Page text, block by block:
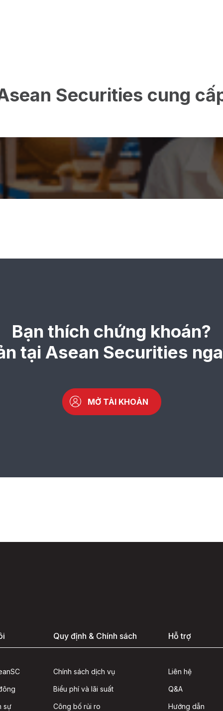
Securities cung
Bạn thích chứng khoán?
tại Asean Securities
MỞ TÀI KHOẢN
sự
Quy định & Chính sách
Chính sách dịch vụ
Biểu phí và lãi suất
Công bố rủi ro
Hỗ trợ
Liên hệ
Q&A
Hướng dẫn